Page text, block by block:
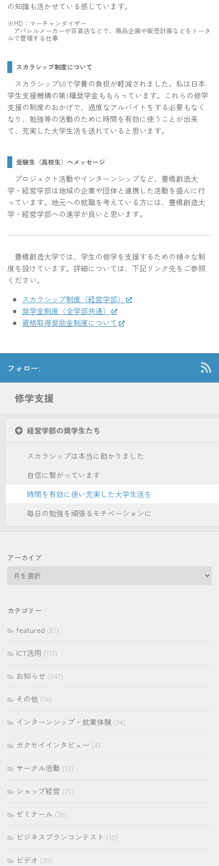
の知識も活かせている感じています。
※MD：マーチャンダイザー
アパレルメーカーや百貨店などで、商品企画や販売計画などをトータ
ルで管理する仕事
スカラシップ制度について
スカラシップ50で学費の負担が軽減されました。私は日本
学生支援機構の第1種奨学金ももらっています。これらの修学
支援の制度のおかげで、過度なアルバイトをする必要もなく
なり、勉強等の活動のために時間を有効に使うことが出来
て、充実した大学生活を送れていると思います。
受験生（高校生）へメッセージ
プロジェクト活動やインターンシップなど、豊橋創造大
学・経営学部は地域の企業や団体と連携した活動を盛んに行
っています。地元への就職を考えている方には、豊橋創造大
学・経営学部への進学が良いと思います。
豊橋創造大学では、学生の修学を支援するための様々な制
度を設けています。詳細については、下記リンク先をご参照
ください。
スカラシップ制度（経営学部）
奨学金制度（全学部共通）
資格取得奨励金制度について
フォロー:
修学支援
経営学部の奨学生たち
スカラシップは本当に助かりました
自信に繋がっています
時間を有効に使い充実した大学生活を
毎日の勉強を頑張るモチベーションに
アーカイブ
イ
カテゴリー
featured (81)
ICT活用 (117)
お知らせ (247)
その他 (74)
インターンシップ・就業体験 (34)
ガクセイインタビュー (4)
サークル活動 (13)
ショップ経営 (21)
ゼミナール (78)
ビジネスプランコンテスト (10)
ビデオ (30)